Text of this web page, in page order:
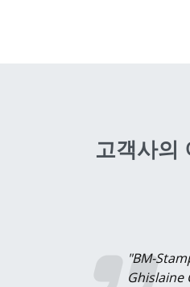
고객사의
"BM-
Ghislaine